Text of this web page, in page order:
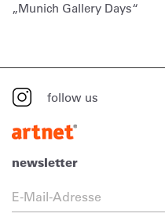
„Munich Gallery Days“
follow us
newsletter